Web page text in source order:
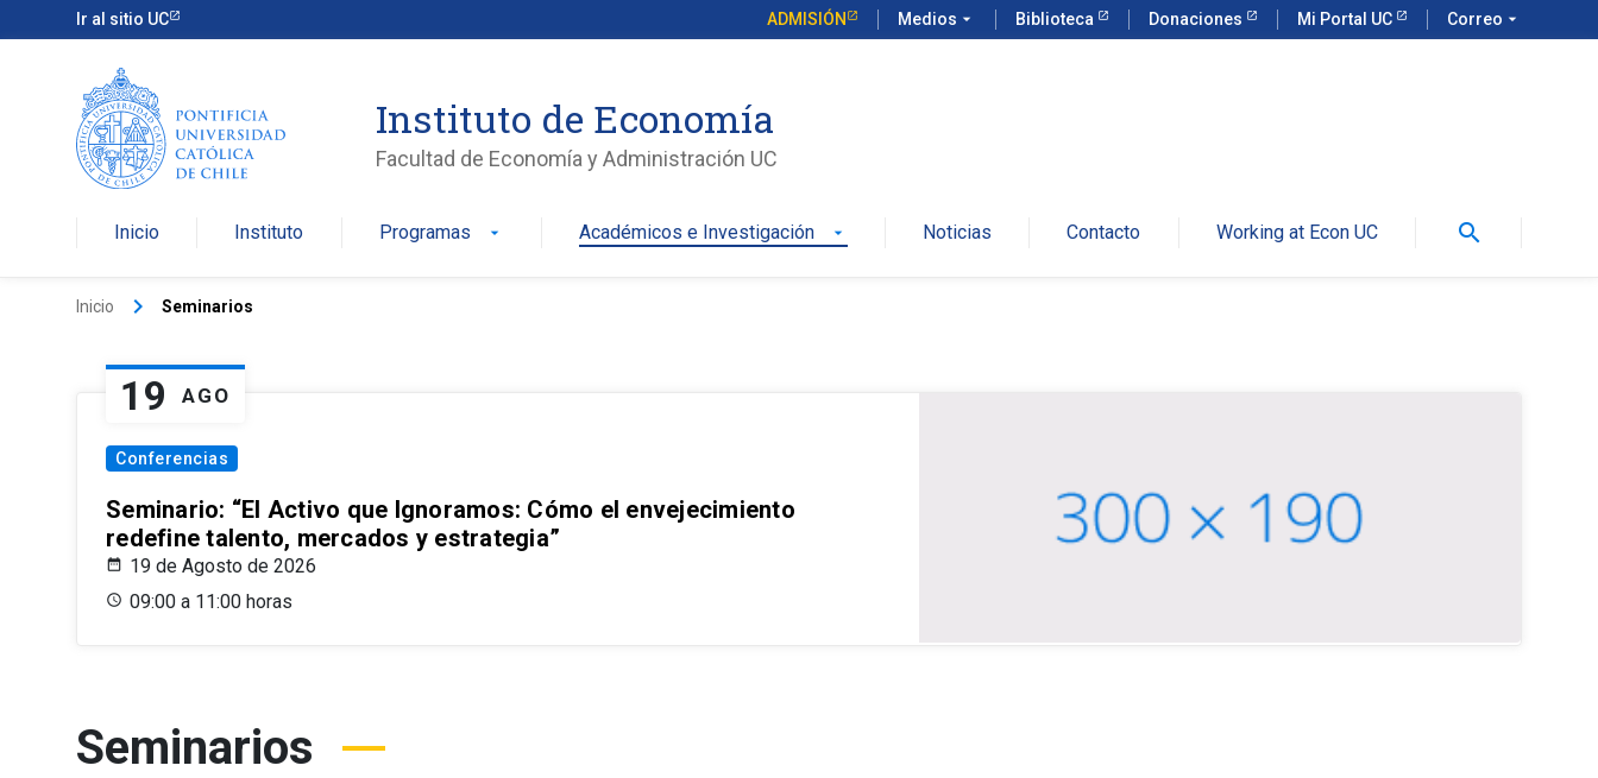
Ir al sitio UC ADMISIÓN Medios arrow_drop_down Biblioteca Donaciones Mi Portal UC Correo arrow_drop_down
Instituto de Economía
Facultad de Economía y Administración UC
Inicio Instituto Programas arrow_drop_down Académicos e Investigación arrow_drop_down Noticias Contacto Working at Econ UC search
Inicio keyboard_arrow_right Seminarios
19 AGO
Conferencias
Seminario: “El Activo que Ignoramos: Cómo el envejecimiento
redefine talento, mercados y estrategia”
19 de Agosto de 2026
09:00 a 11:00 horas
Seminarios